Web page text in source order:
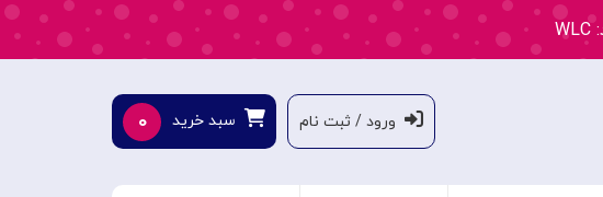
ورود / ثبت نام سبد خرید ۰